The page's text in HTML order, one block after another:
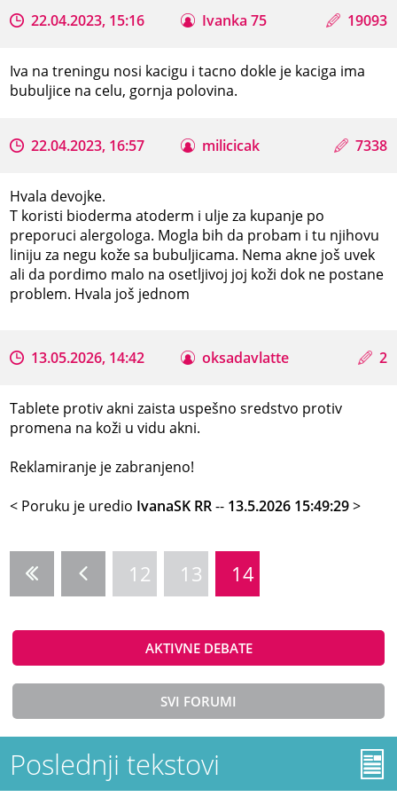
22.04.2023, 15:16 Ivanka 75 19093
Iva na treningu nosi kacigu i tacno dokle je kaciga ima
bubuljice na celu, gornja polovina.
22.04.2023, 16:57 milicicak 7338
Hvala devojke.
T koristi bioderma atoderm i ulje za kupanje po
preporuci alergologa. Mogla bih da probam i tu njihovu
liniju za negu kože sa bubuljicama. Nema akne još uvek
ali da pordimo malo na osetljivoj joj koži dok ne postane
problem. Hvala još jednom
13.05.2026, 14:42 oksadavlatte 2
Tablete protiv akni zaista uspešno sredstvo protiv
promena na koži u vidu akni.
Reklamiranje je zabranjeno!
< Poruku je uredio IvanaSK RR-- 13.5.2026 15:49:29>
12 13 14
AKTIVNE DEBATE
SVI FORUMI
Poslednji tekstovi